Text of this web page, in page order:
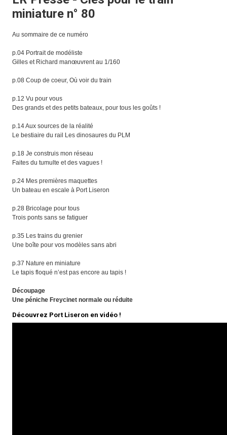
miniature n° 80
Au sommaire de ce numéro
p.04 Portrait de modéliste
Gilles et Richard manœuvrent au 1/160
p.08 Coup de coeur, Où voir du train
p.12 Vu pour vous
Des grands et des petits bateaux, pour tous les goûts !
p.14 Aux sources de la réalité
Le bestiaire du rail Les dinosaures du PLM
p.18 Je construis mon réseau
Faites du tumulte et des vagues !
p.24 Mes premières maquettes
Un bateau en escale à Port Liseron
p.28 Bricolage pour tous
Trois ponts sans se fatiguer
p.35 Les trains du grenier
Une boîte pour vos modèles sans abri
p.37 Nature en miniature
Le tapis floqué n’est pas encore au tapis !
Découpage
Une péniche Freycinet normale ou réduite
Découvrez Port Liseron en vidéo !